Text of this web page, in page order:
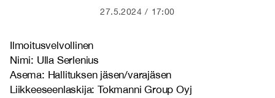
27.5.2024 17:00
Ilmoitusvelvollinen
Nimi: Ulla Serlenius
Asema: Hallituksen jäsen/varajäsen
Liikkeeseenlaskija: Tokmanni Group Oyj